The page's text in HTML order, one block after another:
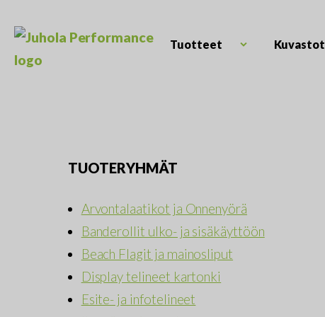
to
content
Juhola
Kaikki
Tuotteet
Open
Kuvastot
TUOTERYHMÄT
Arvontalaatikot ja Onnenyörä
Banderollit ulko- ja sisäkäyttöön
Beach Flagit ja mainosliput
Display telineet kartonki
Esite- ja infotelineet